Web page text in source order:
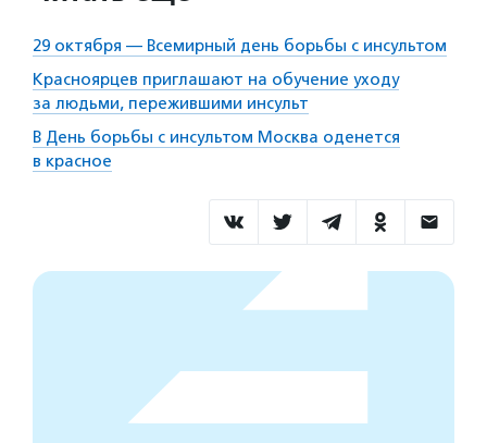
29 октября — Всемирный день борьбы с инсультом
Красноярцев приглашают на обучение уходу
за людьми, пережившими инсульт
В День борьбы с инсультом Москва оденется
в красное